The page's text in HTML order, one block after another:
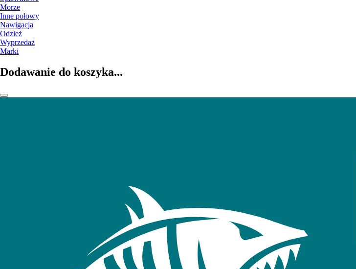
Morze
Inne połowy
Nawigacja
Odzież
Wyprzedaż
Marki
Dodawanie do koszyka...